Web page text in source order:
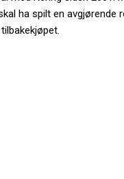
ha spilt en avgjørende